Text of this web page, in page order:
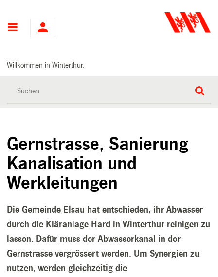
Hauptnavigation
Willkommen in Winterthur.
Gernstrasse, Sanierung
Kanalisation und
Werkleitungen
Die Gemeinde Elsau hat entschieden, ihr Abwasser
durch die Kläranlage Hard inWinterthur reinigen zu
lassen. Dafür muss der Abwasserkanal in der
Gernstrassevergrössert werden. Um Synergien zu
nutzen, werden gleichzeitig die